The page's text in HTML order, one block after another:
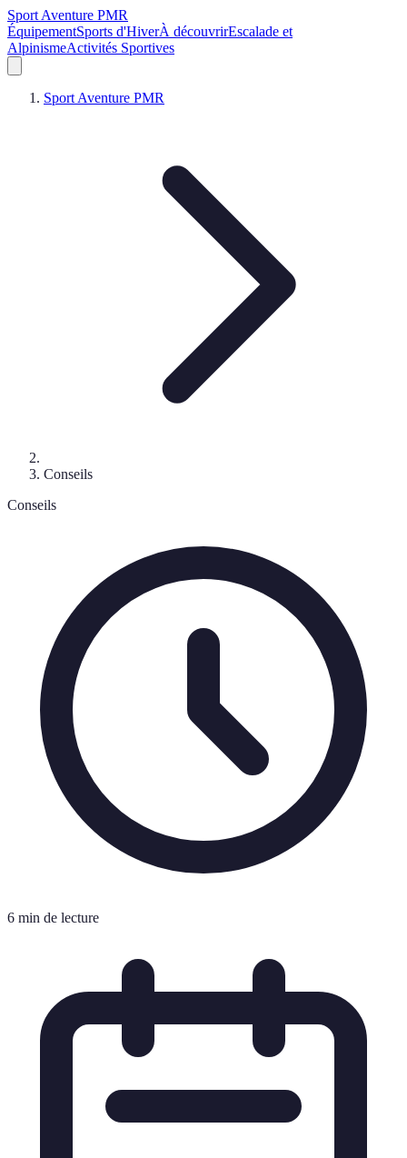
Sport Aventure PMR
ÉquipementSports d'HiverÀ découvrirEscalade et
AlpinismeActivités Sportives
Sport Aventure PMR
Conseils
Conseils
6 min de lecture